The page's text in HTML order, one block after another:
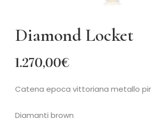
Diamond Locket
1.270,00€
Catena epoca vittoriana metallo
Diamanti brown